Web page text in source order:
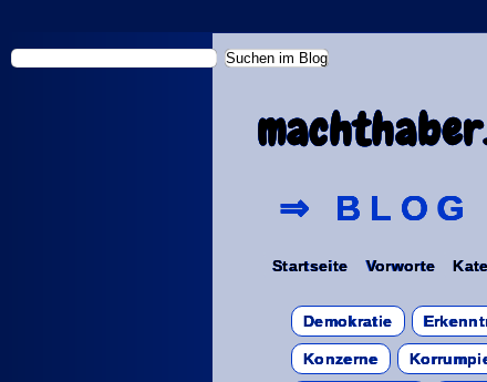
⇒ BLOG
Startseite Vorworte
Demokratie
Konzerne